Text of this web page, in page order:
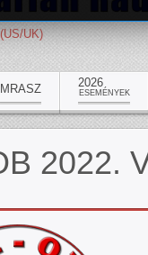
UK)
MRASZ 2026
ESEMÉNYEK
2022.